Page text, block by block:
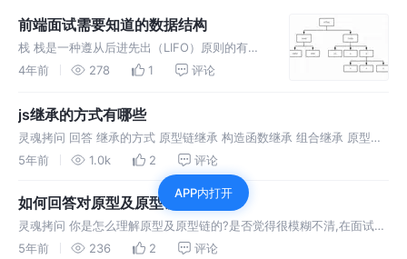
前端面试需要知道的数据结构
栈 栈是一种遵从后进先出（LIFO）原则的有序
集合。新添加的或待删除的元素都保存在栈的同
元素都靠近栈顶，旧元素都接近栈底。 队列 队
列是遵循FIFO（Firs
4年前 278 1 评论
js继承的方式有哪些
灵魂拷问 回答 继承的方式 原型链继承 构造函数继承 组合继承 原型继
承 寄生继承 寄生组合继承 ES6类继承extends 原型链继承 继承的本质
就是复制，即重写原型对象，代之以一个新类型的实例。
5年前 1.0k 2 评论
如何回答对原型及原型链理解
灵魂拷问 你是怎么理解原型及原型链的?是否觉得很模糊不清,在面试过
程中教你如何回答,点开看看吧?希望你有所收获
5年前 236 2 评论
APP内打开